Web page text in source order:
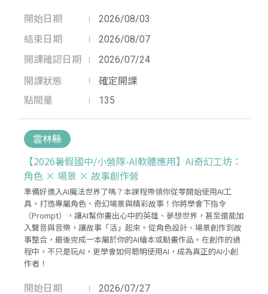
開始日期
2026/08/03
結束日期
2026/08/07
開課確認日期
2026/07/24
開課狀態 確定開課
點閱量 135
雲林縣
【2026暑假國中/小營隊-AI軟體應用】AI奇幻工坊：
角色 × 場景 × 故事創作營
準備好進入AI魔法世界了嗎？本課程帶領你從零開始使用AI工
具，打造專屬角色、奇幻場景與精彩故事！你將學會下指令
（Prompt），讓AI幫你畫出心中的英雄、夢想世界，甚至還能加
入聲音與音樂，讓故事「活」起來。從角色設計、場景創作到故
事整合，最後完成一本屬於你的AI繪本或動畫作品。在創作的過
程中，不只是玩AI，更學會如何聰明使用AI，成為真正的AI小創
作者！
開始日期
2026/07/27